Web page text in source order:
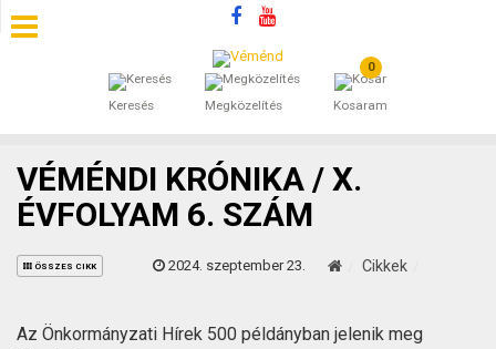
Keresés Megközelítés
0
Kosaram
SZÁLLÁSOK
ÁLTALÁNOS SZERZŐDÉSI FELTÉTELEK
KINCSES BARANYA VÉMÉND
VÉMÉNDI KRÓNIKA / X.
ÉVFOLYAM 6. SZÁM
ÖSSZES CIKK 2024. szeptember 23. Cikkek
Az Önkormányzati Hírek 500 példányban jelenik meg